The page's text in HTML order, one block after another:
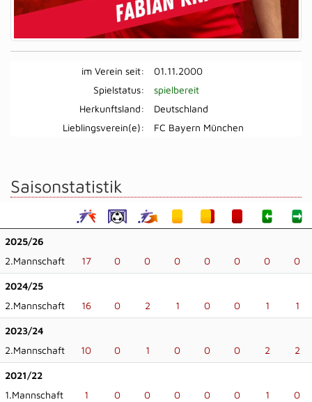
im Verein seit:
01.11.2000
Spielstatus:
spielbereit
Herkunftsland:
Deutschland
Lieblingsverein(e):
FC Bayern München
Saisonstatistik
2025/26
2.Mannschaft
17 0 0 0 0 0 0 0
2024/25
2.Mannschaft
16 0 2 1 0 0 1 1
2023/24
2.Mannschaft
10 0 1 0 0 0 2 2
2021/22
1.Mannschaft
1 0 0 0 0 0 1 0